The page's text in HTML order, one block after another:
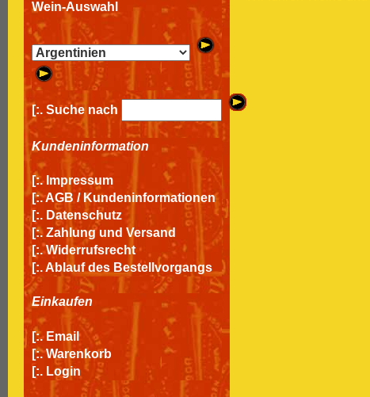
Wein-Auswahl
[:. Suche nach
Kundeninformation
[:. Impressum
[:.AGB / Kundeninformationen
[:. Datenschutz
[:. Zahlung und Versand
[:. Widerrufsrecht
[:.Ablauf des Bestellvorgangs
Einkaufen
[:. Email
[:. Warenkorb
[:. Login